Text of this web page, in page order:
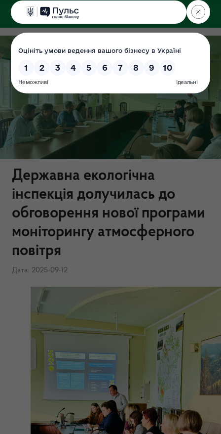
ДЕРЖЕКОІНСПЕКЦІЯ
у Львівській області
Державна екологічна
інспекція долучилась до
обговорення нової програми
моніторингу атмосферного
повітря
Дата: 2025-09-12